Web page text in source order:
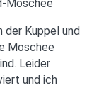
Moschee
der Kuppel und
Moschee
Leider
und ich